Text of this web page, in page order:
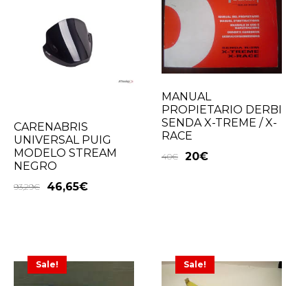
CARENABRIS
UNIVERSAL PUIG
MODELO STREAM
NEGRO
93,29€ 46,65€
MANUAL
PROPIETARIO DERBI
SENDA X-TREME / X-
RACE
40€ 20€
Sale! Sale!